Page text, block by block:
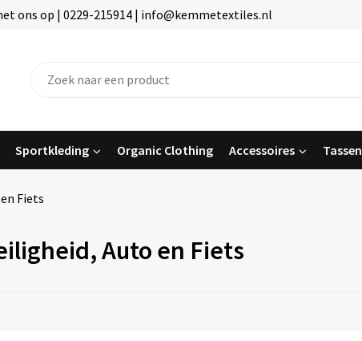
ons op | 0229-215914 | info@kemmetextiles.nl
Sportkleding Organic Clothing Accessoires Tassen
Fiets
Auto en Fiets